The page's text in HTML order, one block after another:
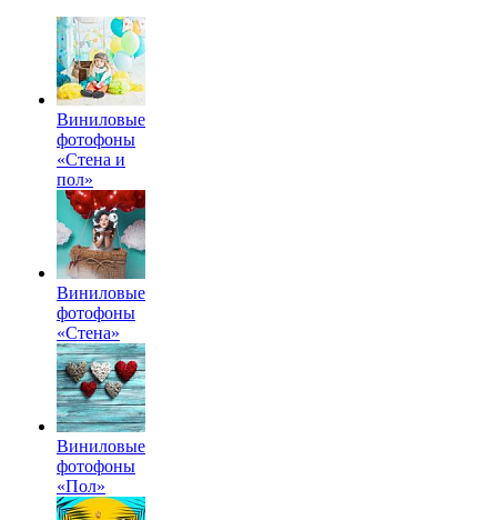
Виниловые
фотофоны
«Стена и
пол»
Виниловые
фотофоны
«Стена»
Виниловые
фотофоны
«Пол»